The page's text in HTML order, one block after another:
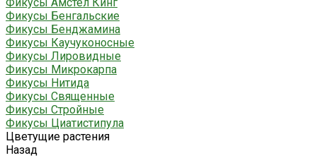
Фикусы Бенгальские
Фикусы Бенджамина
Фикусы Каучуконосные
Фикусы Лировидные
Фикусы Микрокарпа
Фикусы Нитида
Фикусы Священные
Фикусы Стройные
Фикусы Циатистипула
Цветущие растения
Назад